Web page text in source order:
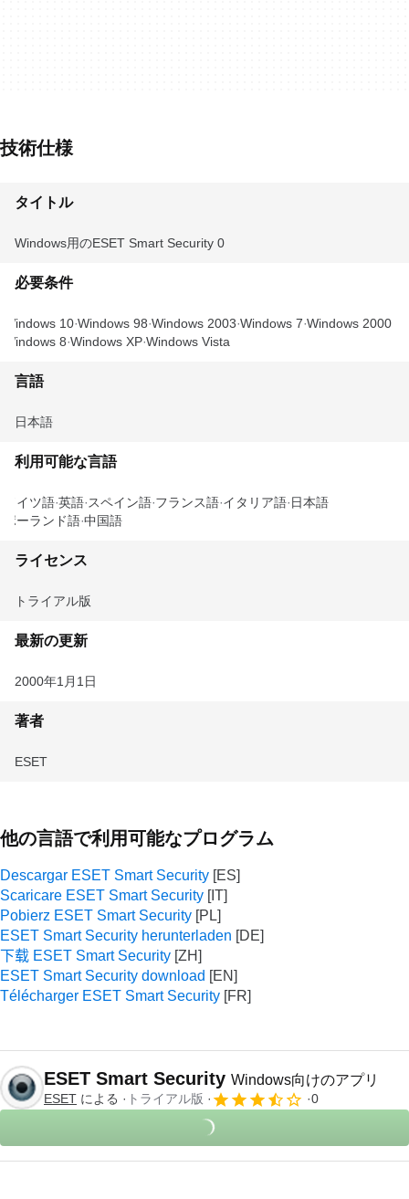
技術仕様
タイトル
Windows用のESET Smart Security 0
必要条件
Windows 10 Windows 98 Windows 2003 Windows 7 Windows 2000
Windows 8 Windows XP Windows Vista
言語
日本語
利用可能な言語
ドイツ語 英語 スペイン語 フランス語 イタリア語 日本語
ポーランド語 中国語
ライセンス
トライアル版
最新の更新
2000年1月1日
著者
ESET
他の言語で利用可能なプログラム
Descargar ESET Smart Security
Scaricare ESET Smart Security
Pobierz ESET Smart Security
ESET Smart Security herunterladen
下载 ESET Smart Security
ESET Smart Security download
Télécharger ESET Smart Security
ESET Smart Security Windows向けのアプリ
ESET による トライアル版 0